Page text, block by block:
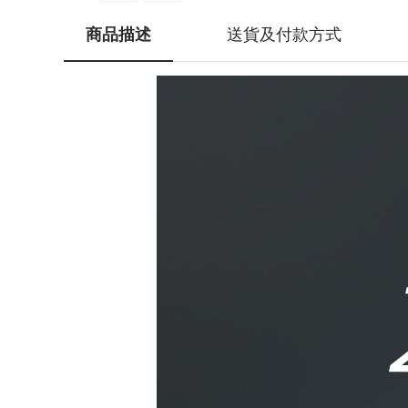
商品描述 送貨及付款方式